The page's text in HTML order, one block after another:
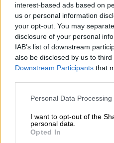
interest-based ads based on
us or personal information
your opt-out. You may
disclosure of your personal
IAB’s list of downstream
also be disclosed by us to
Downstream Participants that
Please note that this website/
not limited to your visit or
grant or deny consent to
use your data for below
Personal Data
I want to opt-out of the
personal data.
Opted In
Προσθέστε το
Καβγάςπου
επεισόδιο
του Σαββάτου λίγο
στην περιοχή των
ΔΙΑΒΑΣΤΕ ΕΠΙΣΗΣ